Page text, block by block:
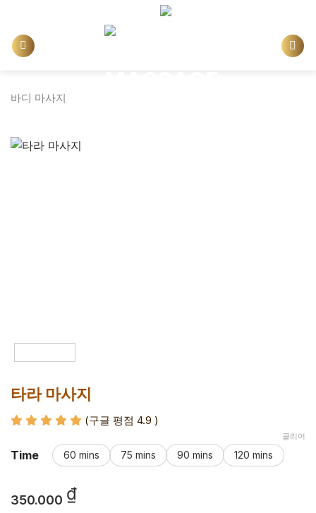
content
바디 마사지
타라 마사지
(구글 평점 4.9 )
Time 60 mins 75 mins 90 mins 120 mins
클리어
350.000 ₫